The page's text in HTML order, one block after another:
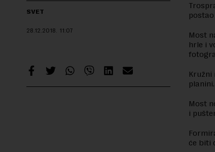
SVET
28.12.2018. 11:07
Most
hrle i
Most
i
će biti